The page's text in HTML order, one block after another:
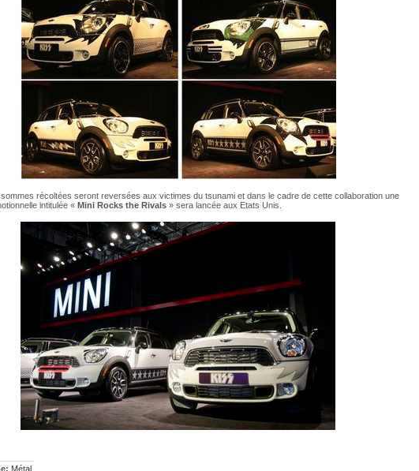
sommes récoltées seront reversées aux victimes du tsunami et dans le cadre de cette collaboration une
intitulée « Mini Rocks the Rivals » sera lancée aux Etats Unis.
Métal